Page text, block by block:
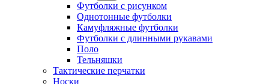
Футболки с рисунком
Однотонные футболки
Камуфляжные футболки
Футболки с длинными рукавами
Поло
Тельняшки
Тактические перчатки
Носки